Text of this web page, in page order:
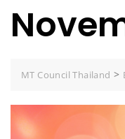
MT Council Thailand >